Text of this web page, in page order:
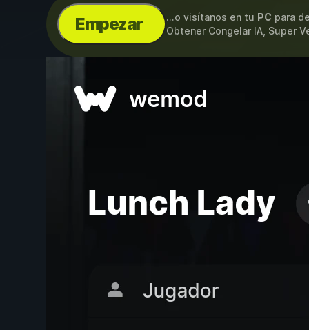
Empezar ...o visítanos en tu PC para
Obtener Congelar IA, Super